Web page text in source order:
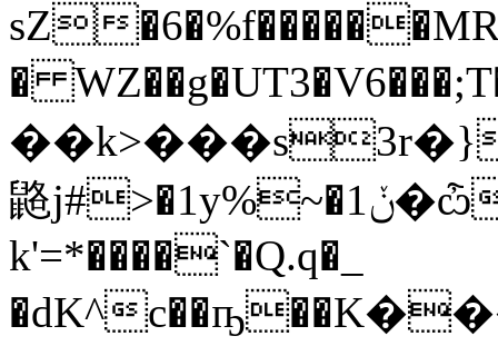
sZ
�
䶅j#>�1у%~�1ݩ�ѽu t���&D����{�/Z��2v���B��\JB�Y0���-;�'�d�
k'=*����`�Q.q�_
�dK^